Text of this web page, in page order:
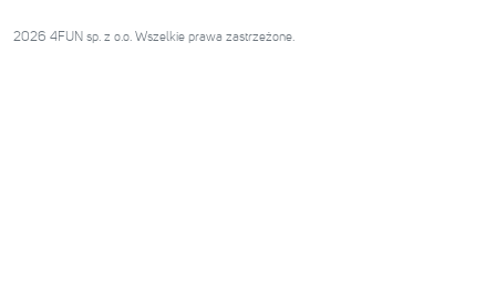
2026 4FUN sp. z o.o. Wszelkie prawa zastrzeżone.